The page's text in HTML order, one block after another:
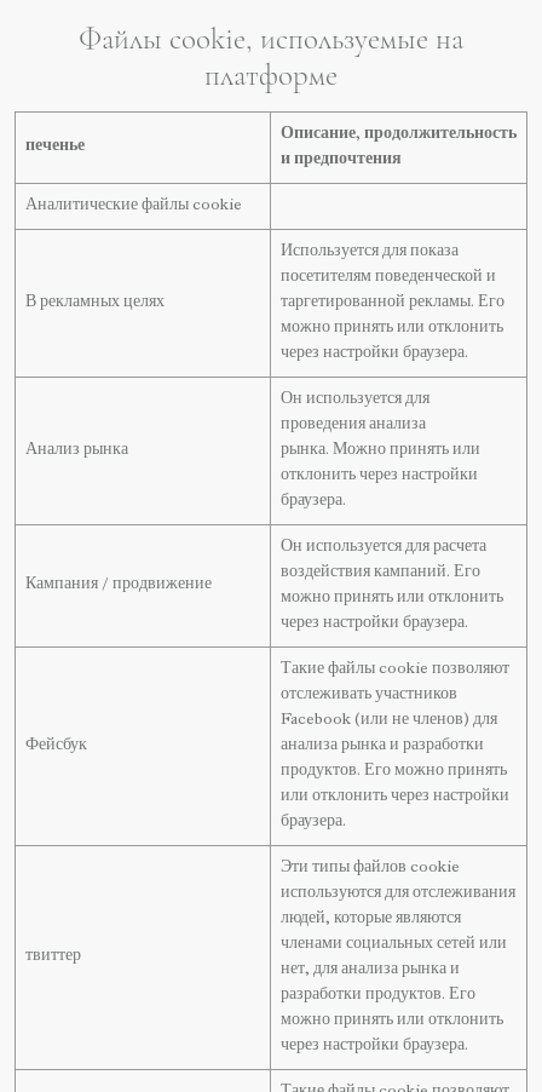
Файлы cookie, используемые на
платформе
печенье
Описание, продолжительность
и предпочтения
Аналитические файлы cookie
В рекламных целях
Используется для показа
посетителям поведенческой и
таргетированной рекламы. Его
можно принять или отклонить
через настройки браузера.
Анализ рынка
Он используется для
проведения анализа
рынка. Можно принять или
отклонить через настройки
браузера.
Кампания / продвижение
Он используется для расчета
воздействия кампаний. Его
можно принять или отклонить
через настройки браузера.
Фейсбук
Такие файлы cookie позволяют
отслеживать участников
Facebook (или не членов) для
анализа рынка и разработки
продуктов. Его можно принять
или отклонить через настройки
браузера.
твиттер
Эти типы файлов cookie
используются для отслеживания
людей, которые являются
членами социальных сетей или
нет, для анализа рынка и
разработки продуктов. Его
можно принять или отклонить
через настройки браузера.